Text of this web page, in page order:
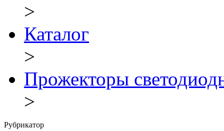
>
Каталог
>
Прожекторы
>
Рубрикатор